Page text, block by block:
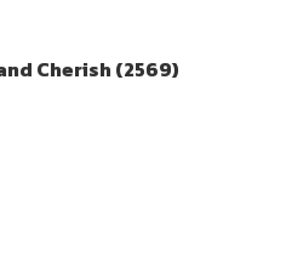
Cherish (2569)